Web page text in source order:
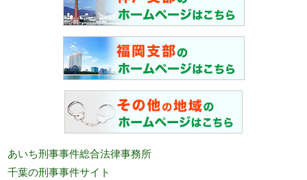
あいち刑事事件総合法律事務所
千葉の刑事事件サイト